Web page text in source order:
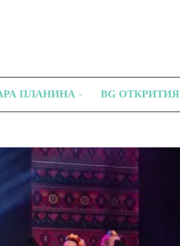
ПЛАНИНА BG ОТКРИТИЯ